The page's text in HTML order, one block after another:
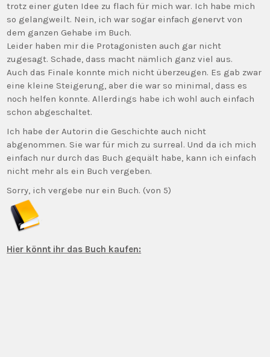
trotz einer guten Idee zu flach für mich war. Ich habe mich
so gelangweilt. Nein, ich war sogar einfach genervt von
dem ganzen Gehabe im Buch.
Leider haben mir die Protagonisten auch gar nicht
zugesagt. Schade, dass macht nämlich ganz viel aus.
Auch das Finale konnte mich nicht überzeugen. Es gab zwar
eine kleine Steigerung, aber die war so minimal, dass es
noch helfen konnte. Allerdings habe ich wohl auch einfach
schon abgeschaltet.
Ich habe der Autorin die Geschichte auch nicht
abgenommen. Sie war für mich zu surreal. Und da ich mich
einfach nur durch das Buch gequält habe, kann ich einfach
nicht mehr als ein Buch vergeben.
Sorry, ich vergebe nur ein Buch. (von 5)
Hier könnt ihr das Buch kaufen: